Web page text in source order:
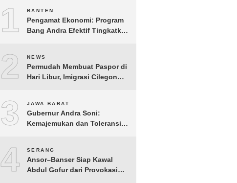
1 BANTEN
Pengamat Ekonomi: Program
Bang Andra Efektif Tingkatkan
2 NEWS
Permudah Membuat Paspor di
Hari Libur, Imigrasi Cilegon
3 JAWA BARAT
Gubernur Andra Soni:
Kemajemukan dan Toleransi
4 SERANG
Ansor–Banser Siap Kawal
Abdul Gofur dari Provokasi